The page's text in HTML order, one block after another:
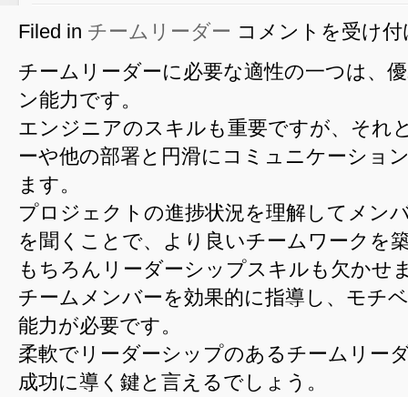
Filed in チームリーダー
チ
ム
ー
ー
必
な
適
性
コメントを受け
チームリーダーに必要な適性の一つは、
ン能力です。
エンジニアのスキルも重要ですが、それ
ーや他の部署と円滑にコミュニケーショ
ます。
プロジェクトの進捗状況を理解してメン
を聞くことで、より良いチームワークを
もちろんリーダーシップスキルも欠かせ
チームメンバーを効果的に指導し、モチ
能力が必要です。
柔軟でリーダーシップのあるチームリー
成功に導く鍵と言えるでしょう。